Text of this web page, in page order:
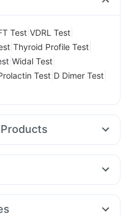
Test VDRL Test
Thyroid Profile Test
Widal Test
Test D Dimer Test
Himcolin Gel
Daily Multivitamin
D3
Wegovy 0.5mg
Amoxyclav 625